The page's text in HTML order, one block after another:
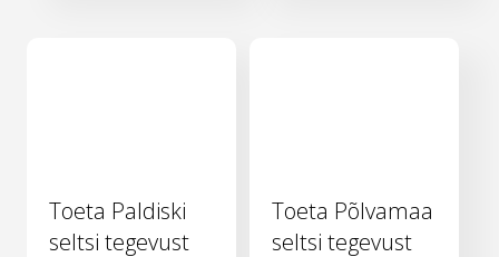
Toeta Paldiski
seltsi tegevust
Toeta Põlvamaa
seltsi tegevust